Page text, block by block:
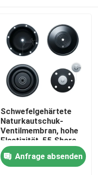
Schwefelgehärtete
Naturkautschuk-
Ventilmembran, hohe
Elastizität, 55 Shore
A, pneumatischer
Antrieb OEM
Anfrage absenden